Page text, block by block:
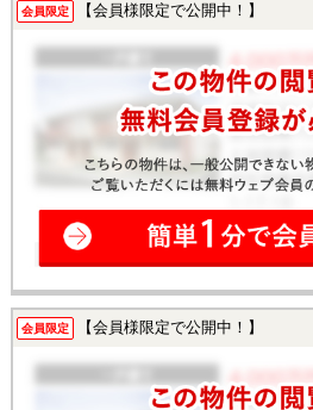
会員限定 【会員様限定で公開中！】
会員限定 【会員様限定で公開中！】